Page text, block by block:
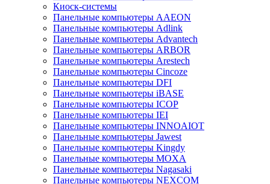
Киоск-системы
Панельные компьютеры AAEON
Панельные компьютеры Adlink
Панельные компьютеры Advantech
Панельные компьютеры ARBOR
Панельные компьютеры Arestech
Панельные компьютеры Cincoze
Панельные компьютеры DFI
Панельные компьютеры iBASE
Панельные компьютеры ICOP
Панельные компьютеры IEI
Панельные компьютеры INNOAIOT
Панельные компьютеры Jawest
Панельные компьютеры Kingdy
Панельные компьютеры MOXA
Панельные компьютеры Nagasaki
Панельные компьютеры NEXCOM